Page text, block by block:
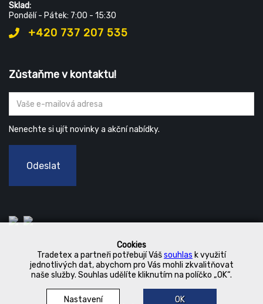
Cookies
Tradetex a partneři potřebují Vášsouhlas k využití
jednotlivých dat, abychom pro Vás mohli zkvalitňovat
naše služby. Souhlas udělíte kliknutím na políčko „OK“.
Nastavení OK
Sklad:
Pondělí - Pátek: 7:00 - 15:30
+420 737 207 535
Zůstaňme v kontaktu!
Nenechte si ujít novinky a akční nabídky.
Odeslat